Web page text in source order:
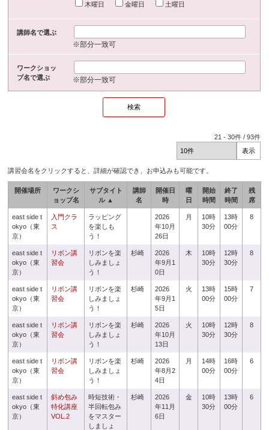
木曜日
金曜日 土曜日
講師名で選ぶ
※部分一致可
ワークショッ
プ名で選ぶ
※部分一致可
21 -30件 /93件
講習会名をクリックすると、詳細が確認でき、お申込みも可能です。
開催場所
ワークシ
ョップ名
サブタイト
ル ▲
講師
名
開催日
時
曜
日
開始
時間
終了
時間
残
席
east side t
okyo（東
京）
入門クラ
ス
ラッピング
を楽しも
う！
2026
年10月
26日
月
10時
30分
13時
00分
8
east side t
okyo（東
京）
リボン講
習会
リボンを楽
しみましょ
う！
杉崎
2026
年9月1
0日
木
10時
30分
12時
30分
8
east side t
okyo（東
京）
リボン講
習会
リボンを楽
しみましょ
う！
杉崎
2026
年9月1
5日
火
13時
00分
15時
00分
7
east side t
okyo（東
京）
リボン講
習会
リボンを楽
しみましょ
う！
杉崎
2026
年10月
13日
火
10時
30分
12時
30分
8
east side t
okyo（東
京）
リボン講
習会
リボンを楽
しみましょ
う！
杉崎
2026
年8月2
4日
月
14時
00分
16時
00分
6
east side t
okyo（東
京）
斜め包み
特化講座
VOL.2
時短技術・
半回転包み
をマスター
しましょ
杉崎
2026
年11月
6日
金
10時
30分
13時
00分
6